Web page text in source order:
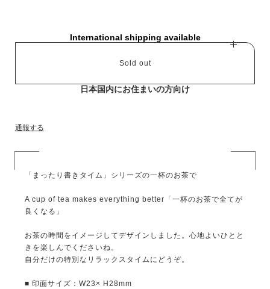
International shipping available
Sold out
日本国内にお住まいの方向け
通報する
「まったり書きタイム」シリーズの一杯のお茶で
A cup of tea makes everything better「一杯のお茶で全てが
良くなる」
お茶の時間をイメージしてデザインしました。心地よいひとと
きを楽しんでくださいね。
自分だけの特別なリラックスタイムにどうぞ。
■ 印面サイズ：W23× H28mm